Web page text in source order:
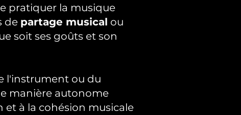
pratiquer la musique
de partage musical ou
soit ses goûts et son
l'instrument ou du
manière autonome
et à la cohésion musicale